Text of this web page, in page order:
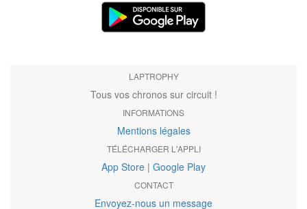
LAPTROPHY
Tous vos chronos sur circuit !
INFORMATIONS
Mentions légales
TÉLÉCHARGER L'APPLI
App Store | Google Play
CONTACT
Envoyez-nous un message